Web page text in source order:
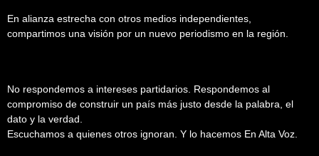
En alianza estrecha con otros medios independientes,
compartimos una visión por un nuevo periodismo en la región.
No respondemos a intereses partidarios. Respondemos al
compromiso de construir un país más justo desde la palabra, el
dato y la verdad.
Escuchamos a quienes otros ignoran. Y lo hacemos En Alta Voz.